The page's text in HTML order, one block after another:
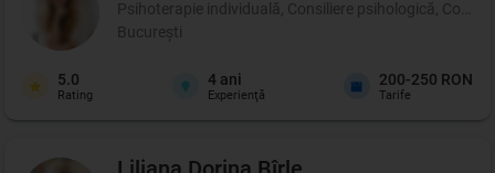
Psihoterapie individuală, Consiliere psihologică,
București
5.0
Rating
4 ani
Experienţă
200-250 RON
Tarife